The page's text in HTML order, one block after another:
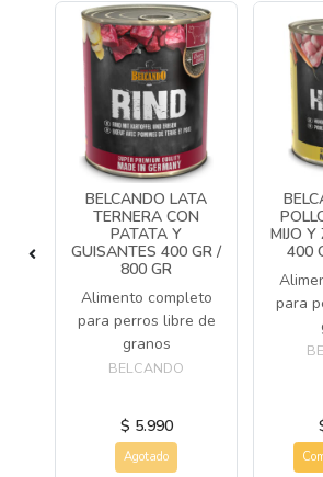
BELCANDO LATA
TERNERA CON
PATATA Y
GUISANTES 400 GR /
800 GR
Alimento completo
para perros libre de
granos
BELCANDO
$ 5.990
Agotado
MIJO
400
para